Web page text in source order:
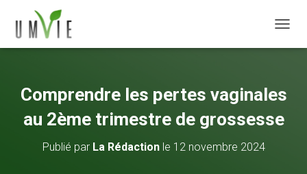
Comprendre les pertes vaginales
au 2ème trimestre de grossesse
Publié par La Rédactionle 12 novembre 2024